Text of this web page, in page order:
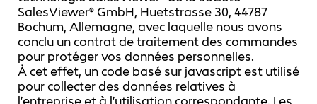
SalesViewer® GmbH, Huetstrasse 30, 44787
Bochum, Allemagne, avec laquelle nous avons
conclu un contrat de traitement des commandes
pour protéger vos données personnelles.
À cet effet, un code basé sur javascript est utilisé
pour collecter des données relatives à